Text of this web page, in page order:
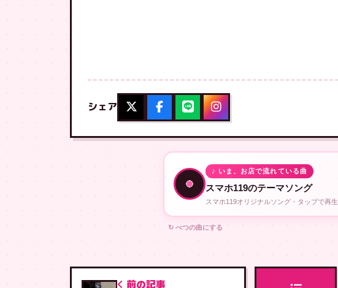
シェア
♪ いま、お店で流れている曲
スマホ119のテーマソング
スマホ119オリジナルソング・タップで再生
↻ べつの曲にする
前の記事